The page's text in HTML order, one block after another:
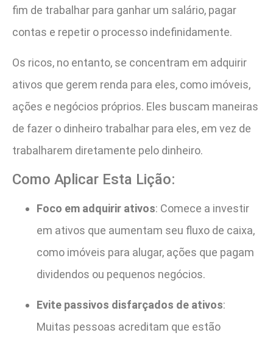
fim de trabalhar para ganhar um salário, pagar
contas e repetir o processo indefinidamente.
Os ricos, no entanto, se concentram em adquirir
ativos que gerem renda para eles, como imóveis,
ações e negócios próprios. Eles buscam maneiras
de fazer o dinheiro trabalhar para eles, em vez de
trabalharem diretamente pelo dinheiro.
Como Aplicar Esta Lição:
Foco em adquirir ativos: Comece a investir
em ativos que aumentam seu fluxo de caixa,
como imóveis para alugar, ações que pagam
dividendos ou pequenos negócios.
Evite passivos disfarçados de ativos:
Muitas pessoas acreditam que estão